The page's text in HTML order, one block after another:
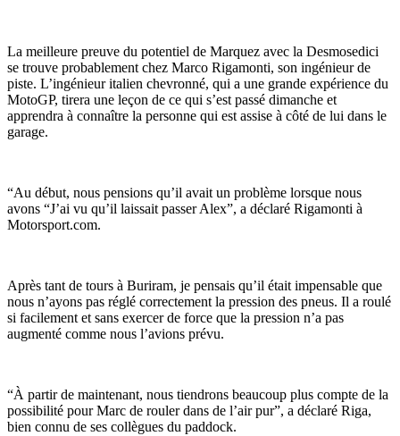
La meilleure preuve du potentiel de Marquez avec la Desmosedici
se trouve probablement chez Marco Rigamonti, son ingénieur de
piste. L’ingénieur italien chevronné, qui a une grande expérience du
MotoGP, tirera une leçon de ce qui s’est passé dimanche et
apprendra à connaître la personne qui est assise à côté de lui dans le
garage.
“Au début, nous pensions qu’il avait un problème lorsque nous
avons “J’ai vu qu’il laissait passer Alex”, a déclaré Rigamonti à
Motorsport.com.
Après tant de tours à Buriram, je pensais qu’il était impensable que
nous n’ayons pas réglé correctement la pression des pneus. Il a roulé
si facilement et sans exercer de force que la pression n’a pas
augmenté comme nous l’avions prévu.
“À partir de maintenant, nous tiendrons beaucoup plus compte de la
possibilité pour Marc de rouler dans de l’air pur”, a déclaré Riga,
bien connu de ses collègues du paddock.